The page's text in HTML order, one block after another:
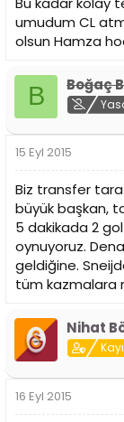
umudum CL
olsun Hamza
B Boğaç
15 Eyl 2015
Biz transfer
büyük başkan,
5 dakikada 2
oynuyoruz.
geldiğine.
tüm kazmalara
Nihat
16 Eyl 2015